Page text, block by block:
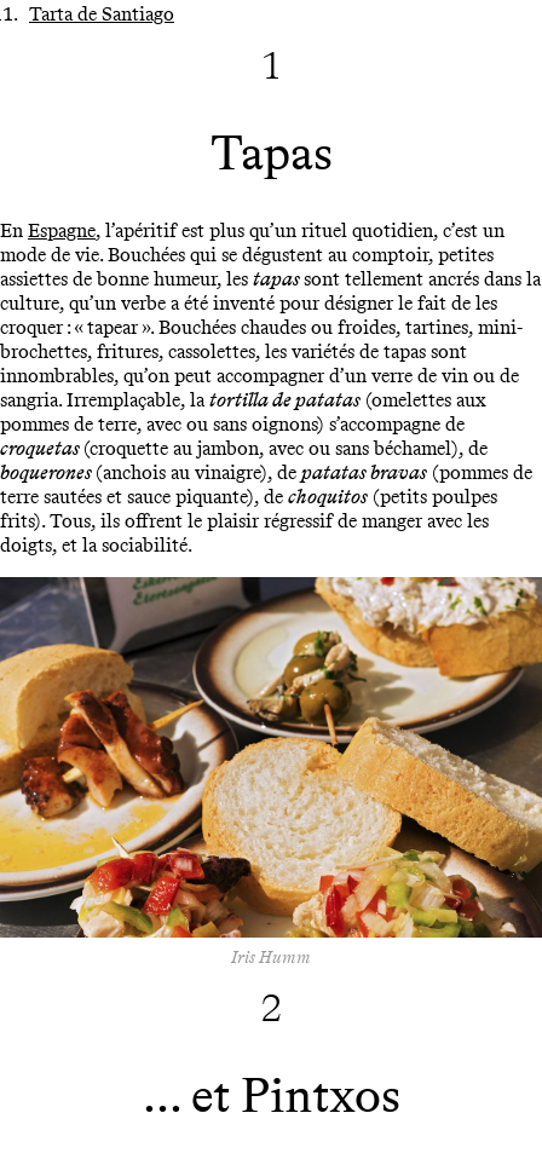
Tarta de Santiago
1
Tapas
En Espagne, l’apéritif est plus qu’un rituel quotidien, c’est un
mode de vie. Bouchées qui se dégustent au comptoir, petites
assiettes de bonne humeur, les tapassont tellement ancrés dans la
culture, qu’un verbe a été inventé pour désigner le fait de les
croquer : « tapear ». Bouchées chaudes ou froides, tartines, mini-
brochettes, fritures, cassolettes, les variétés de tapas sont
innombrables, qu’on peut accompagner d’un verre de vin ou de
sangria. Irremplaçable, la tortilla de patatas (omelettes aux
pommes de terre, avec ou sans oignons) s’accompagne de
croquetas (croquette au jambon, avec ou sans béchamel), de
boquerones (anchois au vinaigre), de patatas bravas (pommes de
terre sautées et sauce piquante), de choquitos (petits poulpes
frits). Tous, ils offrent le plaisir régressif de manger avec les
doigts, et la sociabilité.
Iris Humm
2
... et Pintxos